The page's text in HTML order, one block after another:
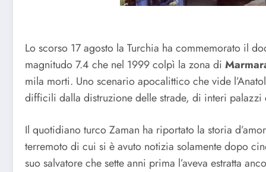
Lo scorso 17 agosto la Turchia ha commemorato il
magnitudo 7.4 che nel 1999 colpì la zona di
mila morti. Uno scenario apocalittico che vide
difficili dalla distruzione delle strade, di interi palazzi
Il quotidiano turco Zaman ha riportato la storia
terremoto di cui si è avuto notizia solamente dopo
suo salvatore che sette anni prima l’aveva estratta